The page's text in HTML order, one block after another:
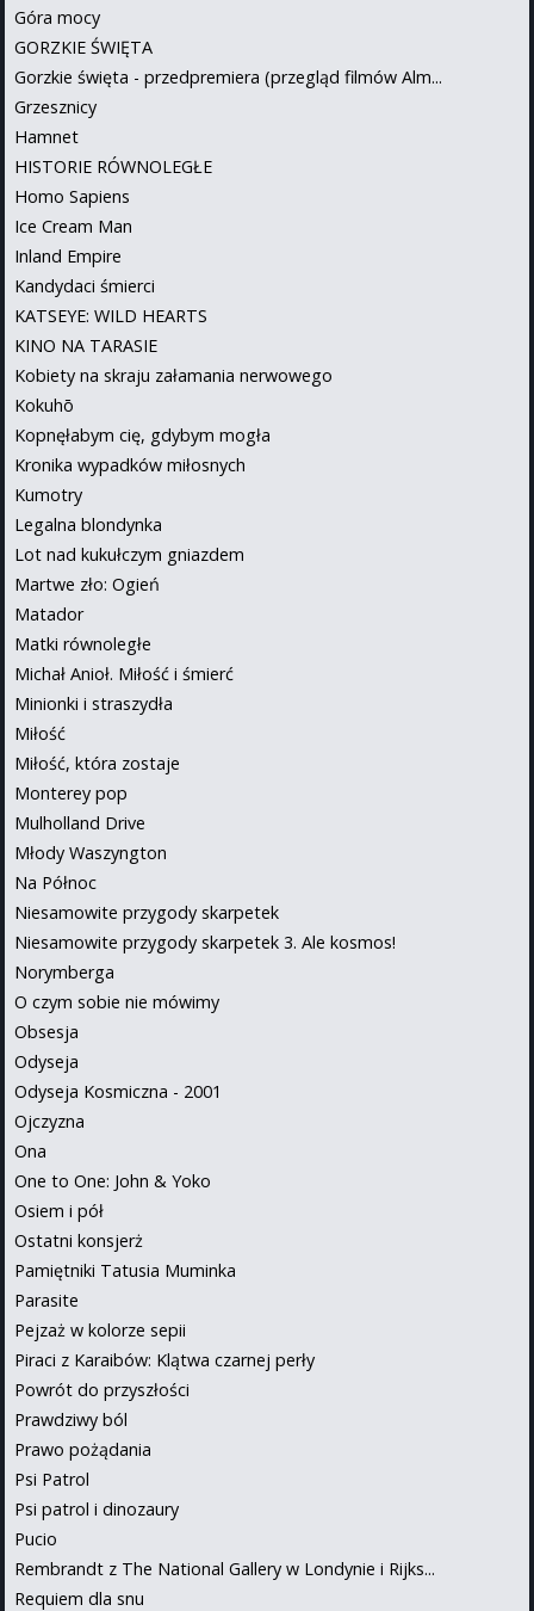
Góra mocy
GORZKIE ŚWIĘTA
Gorzkie święta - przedpremiera (przegląd filmów Alm...
Grzesznicy
Hamnet
HISTORIE RÓWNOLEGŁE
Homo Sapiens
Ice Cream Man
Inland Empire
Kandydaci śmierci
KATSEYE: WILD HEARTS
KINO NA TARASIE
Kobiety na skraju załamania nerwowego
Kokuhō
Kopnęłabym cię, gdybym mogła
Kronika wypadków miłosnych
Kumotry
Legalna blondynka
Lot nad kukułczym gniazdem
Martwe zło: Ogień
Matador
Matki równoległe
Michał Anioł. Miłość i śmierć
Minionki i straszydła
Miłość
Miłość, która zostaje
Monterey pop
Mulholland Drive
Młody Waszyngton
Na Północ
Niesamowite przygody skarpetek
Niesamowite przygody skarpetek 3. Ale kosmos!
Norymberga
O czym sobie nie mówimy
Obsesja
Odyseja
Odyseja Kosmiczna - 2001
Ojczyzna
Ona
One to One: John & Yoko
Osiem i pół
Ostatni konsjerż
Pamiętniki Tatusia Muminka
Parasite
Pejzaż w kolorze sepii
Piraci z Karaibów: Klątwa czarnej perły
Powrót do przyszłości
Prawdziwy ból
Prawo pożądania
Psi Patrol
Psi patrol i dinozaury
Pucio
Rembrandt z The National Gallery w Londynie i Rijks...
Requiem dla snu